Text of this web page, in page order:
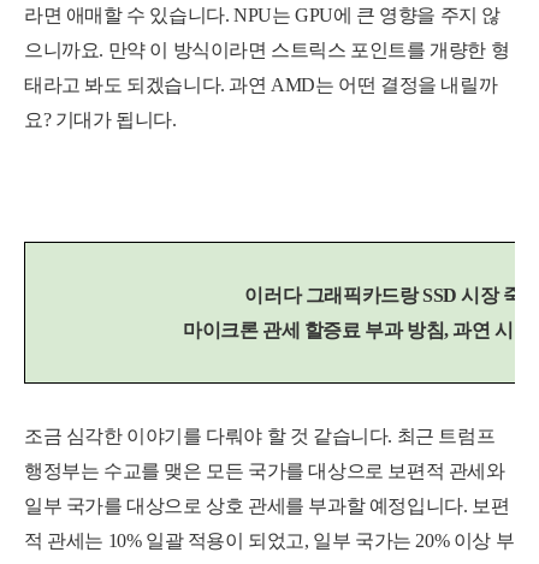
라면 애매할 수 있습니다. NPU는 GPU에 큰 영향을 주지 않
으니까요. 만약 이 방식이라면 스트릭스 포인트를 개량한 형
태라고 봐도 되겠습니다. 과연 AMD는 어떤 결정을 내릴까
요? 기대가 됩니다.
이러다 그래픽카드랑 SSD 시장 죽
마이크론 관세 할증료 부과 방침, 과연 시
조금 심각한 이야기를 다뤄야 할 것 같습니다. 최근 트럼프
행정부는 수교를 맺은 모든 국가를 대상으로 보편적 관세와
일부 국가를 대상으로 상호 관세를 부과할 예정입니다. 보편
적 관세는 10% 일괄 적용이 되었고, 일부 국가는 20% 이상 부
세부정보 열기/접기